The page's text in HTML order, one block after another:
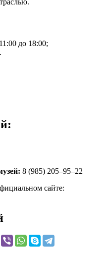
до 18:00;
8 (985) 205–95–22
сайте: